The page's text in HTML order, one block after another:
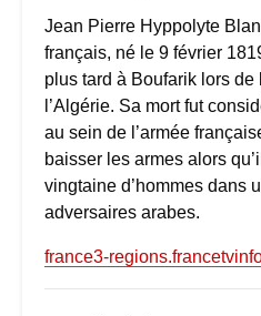
Jean Pierre Hyppolyte
français, né le 9 février
plus tard à Boufarik lors
l’Algérie. Sa mort fut
au sein de l’armée
baisser les armes alors
vingtaine d’hommes dans
adversaires arabes.
france3-